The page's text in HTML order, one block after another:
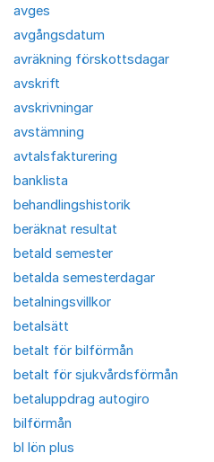
avges
avgångsdatum
avräkning förskottsdagar
avskrift
avskrivningar
avstämning
avtalsfakturering
banklista
behandlingshistorik
beräknat resultat
betald semester
betalda semesterdagar
betalningsvillkor
betalsätt
betalt för bilförmån
betalt för sjukvårdsförmån
betaluppdrag autogiro
bilförmån
bl lön plus